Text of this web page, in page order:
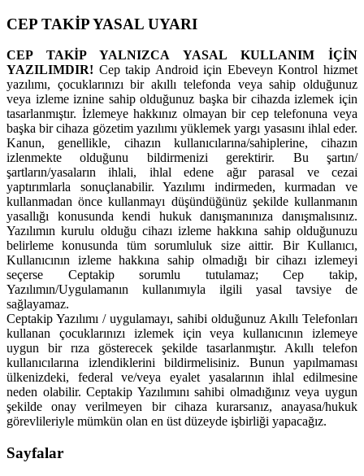
CEP TAKİP YASAL UYARI
CEP TAKİP YALNIZCA YASAL KULLANIM İÇİN
YAZILIMDIR! Cep takip Android için Ebeveyn Kontrol hizmet
yazılımı, çocuklarınızı bir akıllı telefonda veya sahip olduğunuz
veya izleme iznine sahip olduğunuz başka bir cihazda izlemek için
tasarlanmıştır. İzlemeye hakkınız olmayan bir cep telefonuna veya
başka bir cihaza gözetim yazılımı yüklemek yargı yasasını ihlal eder.
Kanun, genellikle, cihazın kullanıcılarına/sahiplerine, cihazın
izlenmekte olduğunu bildirmenizi gerektirir. Bu şartın/
şartların/yasaların ihlali, ihlal edene ağır parasal ve cezai
yaptırımlarla sonuçlanabilir. Yazılımı indirmeden, kurmadan ve
kullanmadan önce kullanmayı düşündüğünüz şekilde kullanmanın
yasallığı konusunda kendi hukuk danışmanınıza danışmalısınız.
Yazılımın kurulu olduğu cihazı izleme hakkına sahip olduğunuzu
belirleme konusunda tüm sorumluluk size aittir. Bir Kullanıcı,
Kullanıcının izleme hakkına sahip olmadığı bir cihazı izlemeyi
seçerse Ceptakip sorumlu tutulamaz; Cep takip,
Yazılımın/Uygulamanın kullanımıyla ilgili yasal tavsiye de
sağlayamaz.
Ceptakip Yazılımı / uygulamayı, sahibi olduğunuz Akıllı Telefonları
kullanan çocuklarınızı izlemek için veya kullanıcının izlemeye
uygun bir rıza gösterecek şekilde tasarlanmıştır. Akıllı telefon
kullanıcılarına izlendiklerini bildirmelisiniz. Bunun yapılmaması
ülkenizdeki, federal ve/veya eyalet yasalarının ihlal edilmesine
neden olabilir. Ceptakip Yazılımını sahibi olmadığınız veya uygun
şekilde onay verilmeyen bir cihaza kurarsanız, anayasa/hukuk
görevlileriyle mümkün olan en üst düzeyde işbirliği yapacağız.
Sayfalar